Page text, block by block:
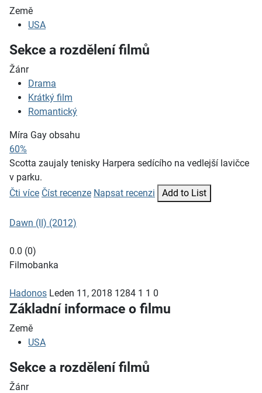
Země
USA
Sekce a rozdělení filmů
Žánr
Drama
Krátký film
Romantický
Míra Gay obsahu
60%
Scotta zaujaly tenisky Harpera sedícího na vedlejší lavičce
v parku.
Čti více Číst recenze Napsat recenzi Add to List
Dawn (II) (2012)
0.0 (0)
Filmobanka
Hadonos Leden 11, 2018 1284 1 1 0
Základní informace o filmu
Země
USA
Sekce a rozdělení filmů
Žánr